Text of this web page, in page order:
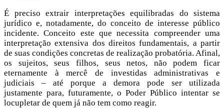
É preciso extrair interpretações equilibradas do sistema
jurídico e, notadamente, do conceito de interesse público
incidente. Conceito este que necessita compreender uma
interpretação extensiva dos direitos fundamentais, a partir
de suas condições concretas de realização probatória. Afinal,
os sujeitos, seus filhos, seus netos, não podem ficar
eternamente à mercê de investidas administrativas e
judiciais – até porque a demora pode ser utilizada
justamente para, futuramente, o Poder Público intentar se
locupletar de quem já não tem como reagir.